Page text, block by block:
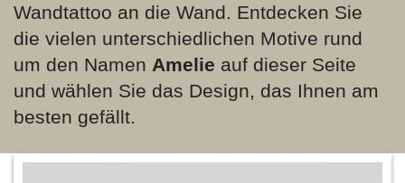
Wandtattoo an die Wand. Entdecken Sie
die vielen unterschiedlichen Motive rund
um den Namen Amelie auf dieser Seite
und wählen Sie das Design, das Ihnen am
besten gefällt.